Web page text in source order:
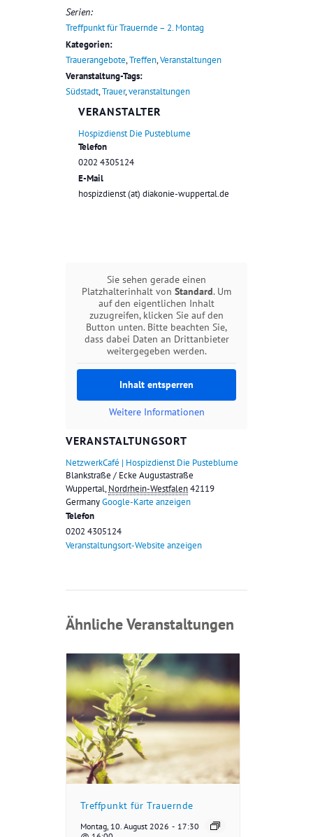
Serien:
Treffpunkt für Trauernde – 2. Montag
Kategorien:
Trauerangebote,Treffen,Veranstaltungen
Veranstaltung-Tags:
Südstadt,Trauer,veranstaltungen
VERANSTALTER
Hospizdienst Die Pusteblume
Telefon
0202 4305124
E-Mail
hospizdienst (at) diakonie-wuppertal.de
VERANSTALTUNGSORT
NetzwerkCafé | Hospizdienst Die Pusteblume
Blankstraße / Ecke Augustastraße
Wuppertal, Nordrhein-Westfalen42119
GermanyGoogle-Karte anzeigen
Telefon
0202 4305124
Veranstaltungsort-Website anzeigen
Sie sehen gerade einen
Platzhalterinhalt von Standard. Um
auf den eigentlichen Inhalt
zuzugreifen, klicken Sie auf den
Button unten. Bitte beachten Sie,
dass dabei Daten an Drittanbieter
weitergegeben werden.
Inhalt entsperren
Weitere Informationen
Ähnliche Veranstaltungen
Treffpunkt für Trauernde
Montag, 10. August 2026 - 17:30